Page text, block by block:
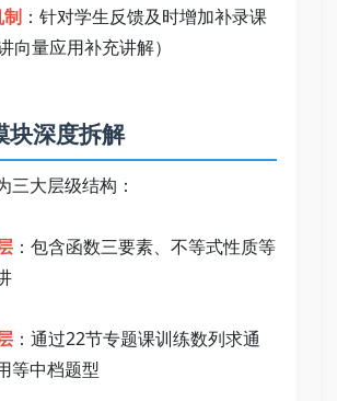
制 ：针对学生反馈及时增加补录课
向量应用补充讲解）
块深度拆解
三大层级结构：
：包含函数三要素、不等式性质等
：通过22节专题课训练数列求通
等中档题型